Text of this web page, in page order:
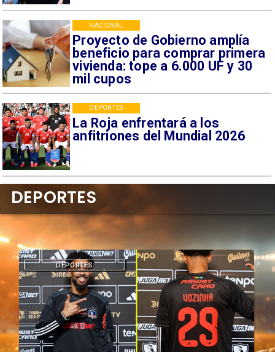
Proyecto de Gobierno amplía
beneficio para comprar primera
vivienda: tope a 6.000 UF y 30
mil cupos
NACIONAL
La Roja enfrentará a los
anfitriones del Mundial 2026
DEPORTES
DEPORTES
DEPORTES